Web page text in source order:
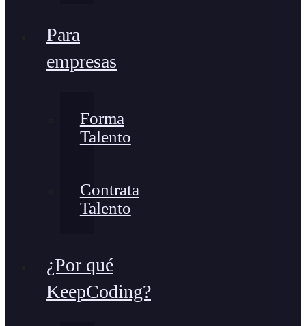
Para
empresas
Forma
Talento
Contrata
Talento
¿Por qué
KeepCoding?